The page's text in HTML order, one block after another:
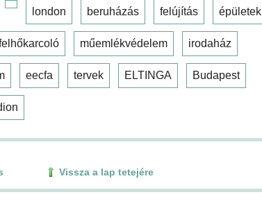
london beruházás felújítás épületek
műemlékvédelem irodaház
eecfa tervek ELTINGA Budapest
Vissza a lap tetejére